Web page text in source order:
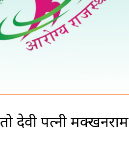
देवी पत्नी मक्खनराम